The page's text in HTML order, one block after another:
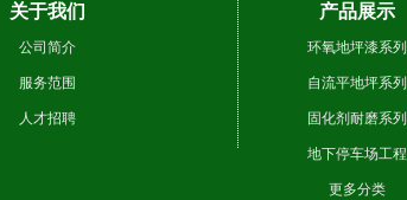
关于我们
公司简介
服务范围
人才招聘
产品展示
环氧地坪漆系列
自流平地坪系列
固化剂耐磨系列
地下停车场工程
更多分类